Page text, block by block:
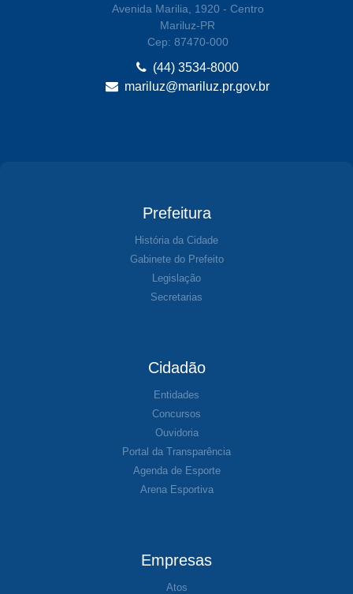
Avenida Marilia, 1920 - Centro
Mariluz-PR
Cep: 87470-000
(44) 3534-8000
mariluz@mariluz.pr.gov.br
Prefeitura
História da Cidade
Gabinete do Prefeito
Legislação
Secretarias
Cidadão
Entidades
Concursos
Ouvidoria
Portal da Transparência
Agenda de Esporte
Arena Esportiva
Empresas
Atos